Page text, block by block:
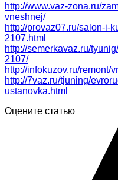
http://www.vaz-zona.ru/
vneshnej/
http://provaz07.ru/salon-i-
2107.html
http://semerkavaz.ru/
2107/
http://infokuzov.ru/remont/
http://7vaz.ru/tjuning/
ustanovka.html
Оцените статью